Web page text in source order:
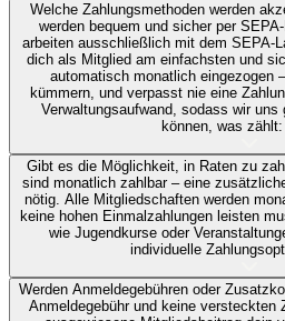
Welche Zahlungsmethoden werden
werden bequem und sicher per
arbeiten ausschließlich mit dem SEPA-
dich als Mitglied am einfachsten und sichersten ist.
automatisch monatlich eingezogen
kümmern, und verpasst nie eine Zahlung. Das spart dir Zeit und
Verwaltungsaufwand, sodass wir
können, was
Gibt es die Möglichkeit, in Raten zu
sind monatlich zahlbar – eine
nötig. Alle Mitgliedschaften werden monatlich abgerechnet, sodass du
keine hohen Einmalzahlungen leisten musst. Für spezielle
wie Jugendkurse oder
individuelle
Werden Anmeldegebühren oder
Anmeldegebühr und keine versteckten